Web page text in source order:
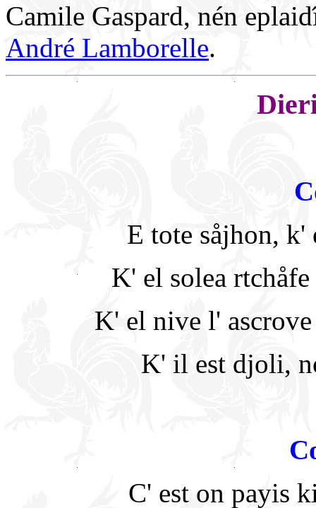
Camile Gaspard, nén
André Lamborelle.
E tote såjhon, k'
K' el solea
K' el nive l'
K' il est djoli,
C' est on payis